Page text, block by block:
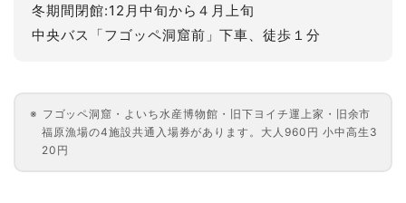
冬期間閉館:12月中旬から４月上旬
中央バス「フゴッペ洞窟前」下車、徒歩１分
フゴッペ洞窟・よいち水産博物館・旧下ヨイチ運上家・旧余市
福原漁場の4施設共通入場券があります。大人960円 小中高生3
20円